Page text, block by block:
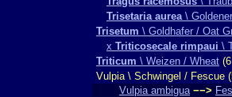
Trisetaria aurea\
Trisetum \ Goldhafer / Oat
x Triticosecale rimpaui \
Triticum \ Weizen / Wheat
Vulpia \ Schwingel / Fescue
Vulpia ambigua −−>